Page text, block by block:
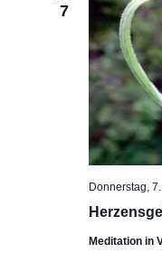
7
Donnerstag,
Meditation in